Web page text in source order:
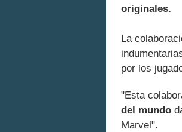
originales.
La
por los
"Esta
del mundo
Marvel".